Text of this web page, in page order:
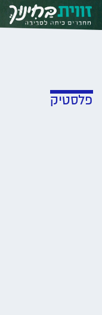
Skip to content
פלסטיק